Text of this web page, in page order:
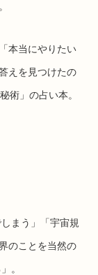
本当にやりたい
えを見つけたの
術」の占い本。
まう」「宇宙規
のことを当然の
。